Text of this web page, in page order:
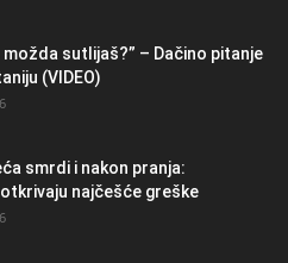
možda sutlijaš?” – Dačino pitanje
(VIDEO)
smrdi i nakon pranja:
najčešće greške